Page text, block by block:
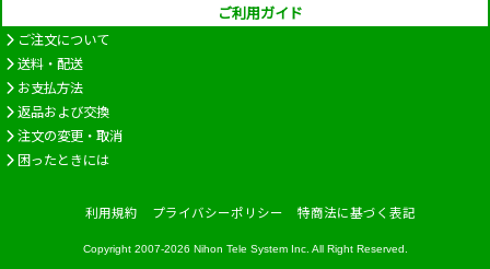
ご利用ガイド
ご注文について
送料・配送
お支払方法
返品および交換
注文の変更・取消
困ったときには
利用規約 プライバシーポリシー 特商法に基づく表記
Copyright 2007-2026 Nihon Tele System Inc. All Right Reserved.